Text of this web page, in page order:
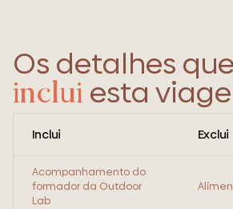
Os detalhes que
inclui esta
Inclui Exclui
Acompanhamento do
formador da Outdoor
Lab